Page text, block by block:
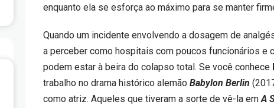
enquanto ela se esforça ao máximo para se manter
Quando um incidente envolvendo a dosagem de
a perceber como hospitais com poucos funcionários e
podem estar à beira do colapso total. Se você conhece
trabalho no drama histórico alemãoBabylon Berlin
como atriz. Aqueles que tiveram a sorte de vê-la emA